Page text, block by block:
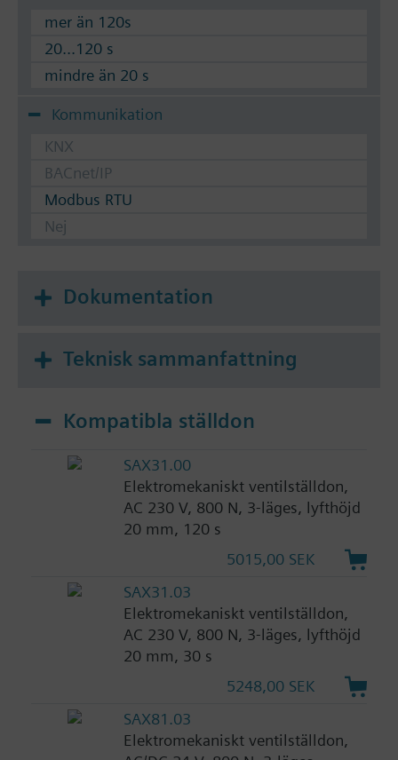
mer än 120s
20...120 s
mindre än 20 s
Kommunikation
KNX
BACnet/IP
Modbus RTU
Nej
Dokumentation
Teknisk sammanfattning
Kompatibla ställdon
SAX31.00
Elektromekaniskt ventilställdon,
AC 230 V, 800 N, 3-läges, lyfthöjd
20 mm, 120 s
5015,00 SEK
SAX31.03
Elektromekaniskt ventilställdon,
AC 230 V, 800 N, 3-läges, lyfthöjd
20 mm, 30 s
5248,00 SEK
SAX81.03
Elektromekaniskt ventilställdon,